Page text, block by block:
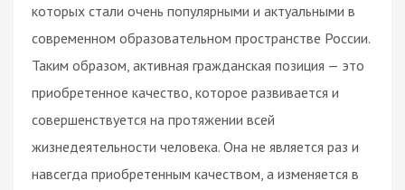
которых стали очень популярными и актуальными в
современном образовательном пространстве России.
Таким образом, активная гражданская позиция — это
приобретенное качество, которое развивается и
совершенствуется на протяжении всей
жизнедеятельности человека. Она не является раз и
навсегда приобретенным качеством, а изменяется в